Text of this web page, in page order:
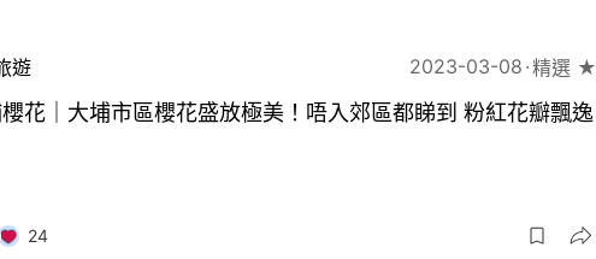
遊 2023-03-08 精選 ★
花｜大埔市區櫻花盛放極美！唔入郊區都睇到 粉紅花瓣飄逸
24